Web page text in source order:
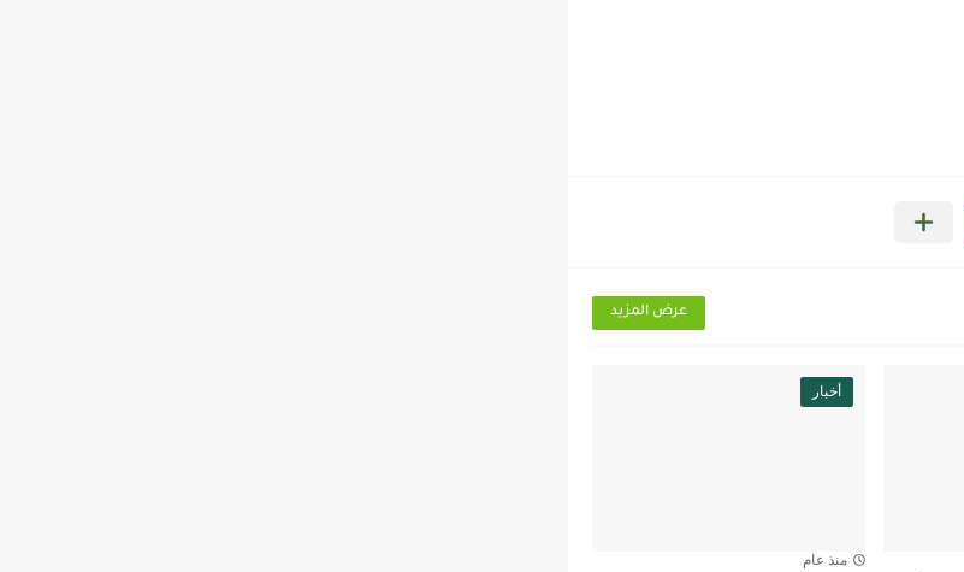
عرض المزيد
أخبار
منذ عام